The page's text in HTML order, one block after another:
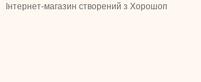
Інтернет-магазин створений з Хорошоп